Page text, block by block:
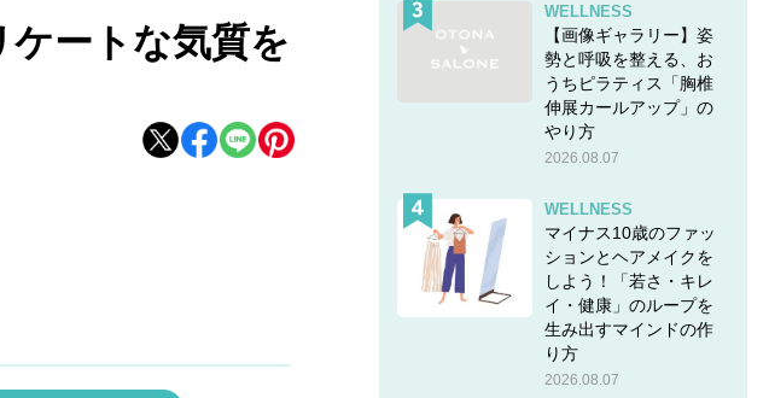
ートな気質を
WELLNESS
【画像ギャラリー】姿
勢と呼吸を整える、お
うちピラティス「胸椎
伸展カールアップ」の
やり方
2026.08.07
WELLNESS
マイナス10歳のファッ
ションとヘアメイクを
しよう！「若さ・キレ
イ・健康」のループを
生み出すマインドの作
り方
2026.08.07